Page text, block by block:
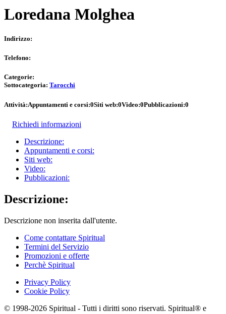
Loredana Molghea
Indirizzo:
Telefono:
Categorie:
Sottocategoria: Tarocchi
Attività:Appuntamenti e corsi:0Siti web:0Video:0Pubblicazioni:0
Richiedi informazioni
Descrizione:
Appuntamenti e corsi:
Siti web:
Video:
Pubblicazioni:
Descrizione:
Descrizione non inserita dall'utente.
Come contattare Spiritual
Termini del Servizio
Promozioni e offerte
Perchè Spiritual
Privacy Policy
Cookie Policy
© 1998-2026 Spiritual - Tutti i diritti sono riservati. Spiritual® e